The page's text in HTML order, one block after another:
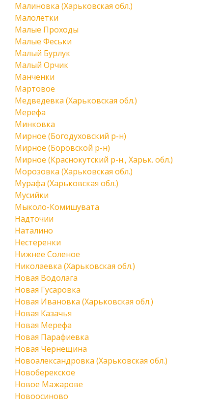
Малиновка (Харьковская обл.)
Малолетки
Малые Проходы
Малые Феськи
Малый Бурлук
Малый Орчик
Манченки
Мартовое
Медведевка (Харьковская обл.)
Мерефа
Минковка
Мирное (Богодуховский р-н)
Мирное (Боровской р-н)
Мирное (Краснокутский р-н., Харьк. обл.)
Морозовка (Харьковская обл.)
Мурафа (Харьковская обл.)
Мусийки
Мыколо-Комишувата
Надточии
Наталино
Нестеренки
Нижнее Соленое
Николаевка (Харьковская обл.)
Новая Водолага
Новая Гусаровка
Новая Ивановка (Харьковская обл.)
Новая Казачья
Новая Мерефа
Новая Парафиевка
Новая Чернещина
Новоалександровка (Харьковская обл.)
Новоберекское
Новое Мажарове
Новоосиново